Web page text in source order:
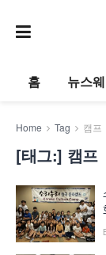
홈 뉴스
Home Tag 캠프
[태그:] 캠프